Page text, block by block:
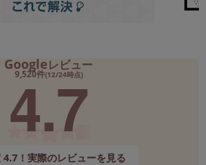
Googleレビュー
9,520件(12/24時点)
4.7
4.7！実際のレビューを見る